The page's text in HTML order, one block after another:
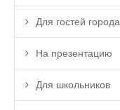
Для гостей города
На презентацию
Для школьников